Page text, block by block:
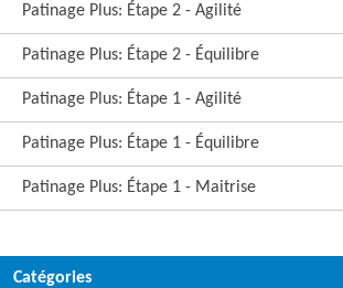
Patinage Plus: Étape 2 - Agilité
Patinage Plus: Étape 2 - Équilibre
Patinage Plus: Étape 1 - Agilité
Patinage Plus: Étape 1 - Équilibre
Patinage Plus: Étape 1 - Maitrise
Catégories